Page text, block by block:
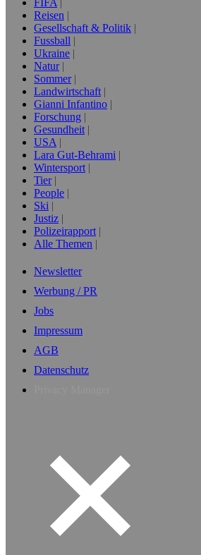
FIFA
Reisen
Gesellschaft & Politik
Fussball
Ukraine
Natur
Sommer
Landwirtschaft
Gianni Infantino
Forschung
Gesundheit
USA
Lara Gut-Behrami
Wintersport
Tier
People
Ski
Justiz
Polizeirapport
Alle Themen
Newsletter
Werbung / PR
Jobs
Impressum
AGB
Datenschutz